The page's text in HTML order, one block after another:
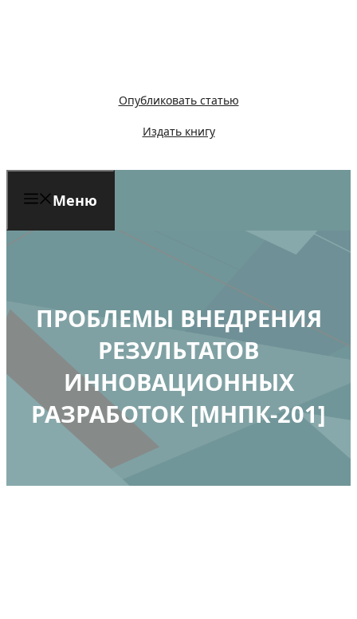
Опубликовать статью
Издать книгу
Меню
ПРОБЛЕМЫ ВНЕДРЕНИЯ
РЕЗУЛЬТАТОВ
ИННОВАЦИОННЫХ
РАЗРАБОТОК [МНПК-201]